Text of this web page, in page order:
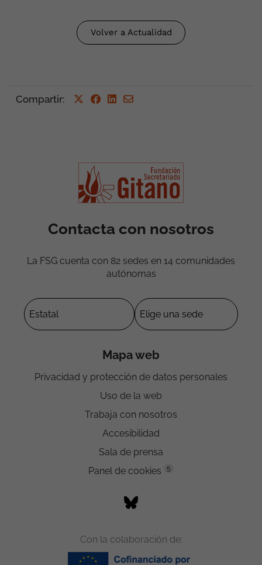
Volver a Actualidad
Compartir:
Contacta con nosotros
La FSG cuenta con 82 sedes en 14 comunidades
autónomas
Mapa web
Privacidad y protección de datos personales
Uso de la web
Trabaja con nosotros
Accesibilidad
Sala de prensa
Panel de cookies
5
Con la colaboración de: